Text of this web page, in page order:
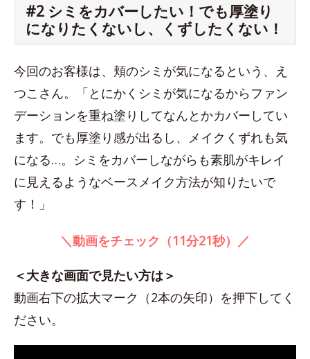
#2 シミをカバーしたい！でも厚塗り
になりたくないし、くずしたくない！
今回のお客様は、頬のシミが気になるという、え
つこさん。「とにかくシミが気になるからファン
デーションを重ね塗りしてなんとかカバーしてい
ます。でも厚塗り感が出るし、メイクくずれも気
になる…。シミをカバーしながらも素肌がキレイ
に見えるようなベースメイク方法が知りたいで
す！」
＼動画をチェック（11分21秒）／
＜大きな画面で見たい方は＞
動画右下の拡大マーク（2本の矢印）を押下してく
ださい。